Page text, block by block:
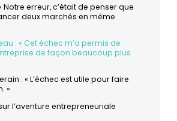
Notre erreur, c’était de penser que
deux marchés en même
: « Cet échec m’a permis de
de façon beaucoup plus
: « L’échec est utile pour faire
»
l’aventure entrepreneuriale